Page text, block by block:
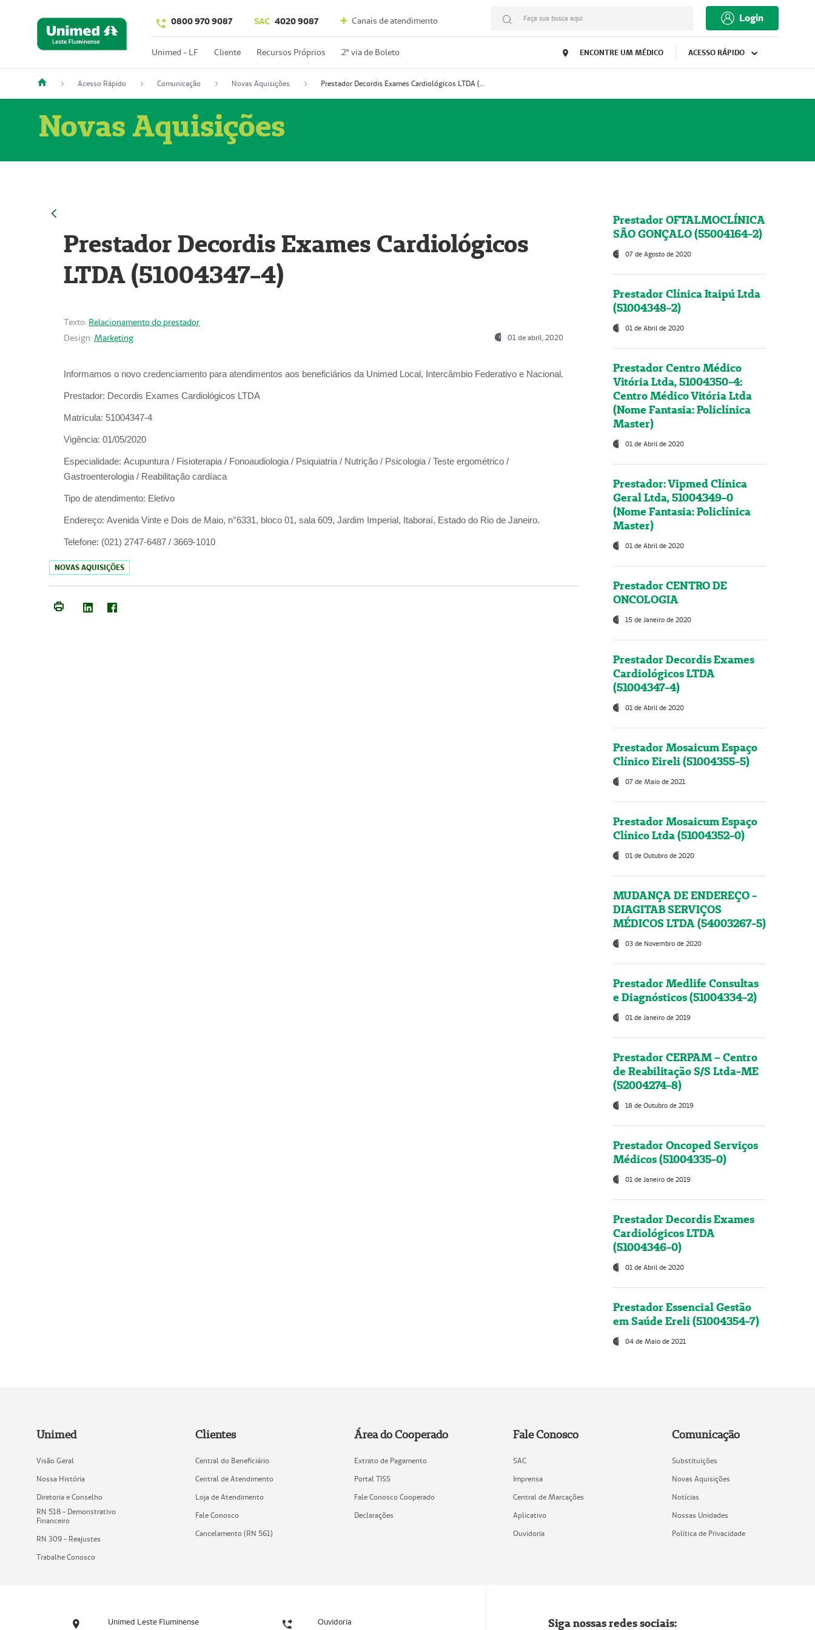
0800 970 9087 SAC 4020 9087 Canais de atendimento Faça sua busca aqui Login
Unimed - LF Cliente Recursos Próprios 2º via de Boleto ENCONTRE UM MÉDICO ACESSO RÁPIDO
Acesso Rápido Comunicação Novas Aquisições Prestador Decordis Exames Cardiológicos LTDA (51004347-4)
Novas Aquisições
Prestador Decordis Exames Cardiológicos
LTDA (51004347-4)
Texto: Relacionamento do prestador
Design: Marketing 01 de abril, 2020
Informamos o novo credenciamento para atendimentos aos beneficiários da Unimed Local, Intercâmbio Federativo e Nacional.
Prestador: Decordis Exames Cardiológicos LTDA
Matrícula: 51004347-4
Vigência: 01/05/2020
Especialidade: Acupuntura / Fisioterapia / Fonoaudiologia / Psiquiatria / Nutrição / Psicologia / Teste ergométrico /
Gastroenterologia / Reabilitação cardíaca
Tipo de atendimento: Eletivo
Endereço: Avenida Vinte e Dois de Maio, n°6331, bloco 01, sala 609, Jardim Imperial, Itaboraí, Estado do Rio de Janeiro.
Telefone: (021) 2747-6487 / 3669-1010
NOVAS AQUISIÇÕES
Prestador OFTALMOCLÍNICA
SÃO GONÇALO (55004164-2)
07 de Agosto de 2020
Prestador Clínica Itaipú Ltda
(51004348-2)
01 de Abril de 2020
Prestador Centro Médico
Vitória Ltda, 51004350-4:
Centro Médico Vitória Ltda
(Nome Fantasia: Policlínica
Master)
01 de Abril de 2020
Prestador: Vipmed Clínica
Geral Ltda, 51004349-0
(Nome Fantasia: Policlínica
Master)
01 de Abril de 2020
Prestador CENTRO DE
ONCOLOGIA
15 de Janeiro de 2020
Prestador Decordis Exames
Cardiológicos LTDA
(51004347-4)
01 de Abril de 2020
Prestador Mosaicum Espaço
Clínico Eireli (51004355-5)
07 de Maio de 2021
Prestador Mosaicum Espaço
Clínico Ltda (51004352-0)
01 de Outubro de 2020
MUDANÇA DE ENDEREÇO -
DIAGITAB SERVIÇOS
MÉDICOS LTDA (54003267-5)
03 de Novembro de 2020
Prestador Medlife Consultas
e Diagnósticos (51004334-2)
01 de Janeiro de 2019
Prestador CERPAM – Centro
de Reabilitação S/S Ltda-ME
(52004274-8)
18 de Outubro de 2019
Prestador Oncoped Serviços
Médicos (51004335-0)
01 de Janeiro de 2019
Prestador Decordis Exames
Cardiológicos LTDA
(51004346-0)
01 de Abril de 2020
Prestador Essencial Gestão
em Saúde Ereli (51004354-7)
04 de Maio de 2021
Unimed
Visão Geral
Nossa História
Diretoria e Conselho
RN 518 - Demonstrativo
Financeiro
RN 309 - Reajustes
Trabalhe Conosco
Clientes
Central do Beneficiário
Central de Atendimento
Loja de Atendimento
Fale Conosco
Cancelamento (RN 561)
Área do Cooperado
Extrato de Pagamento
Portal TISS
Fale Conosco Cooperado
Declarações
Fale Conosco
SAC
Imprensa
Central de Marcações
Aplicativo
Ouvidoria
Comunicação
Substituições
Novas Aquisições
Notícias
Nossas Unidades
Política de Privacidade
Unimed Leste Fluminense Ouvidoria Siga nossas redes sociais: